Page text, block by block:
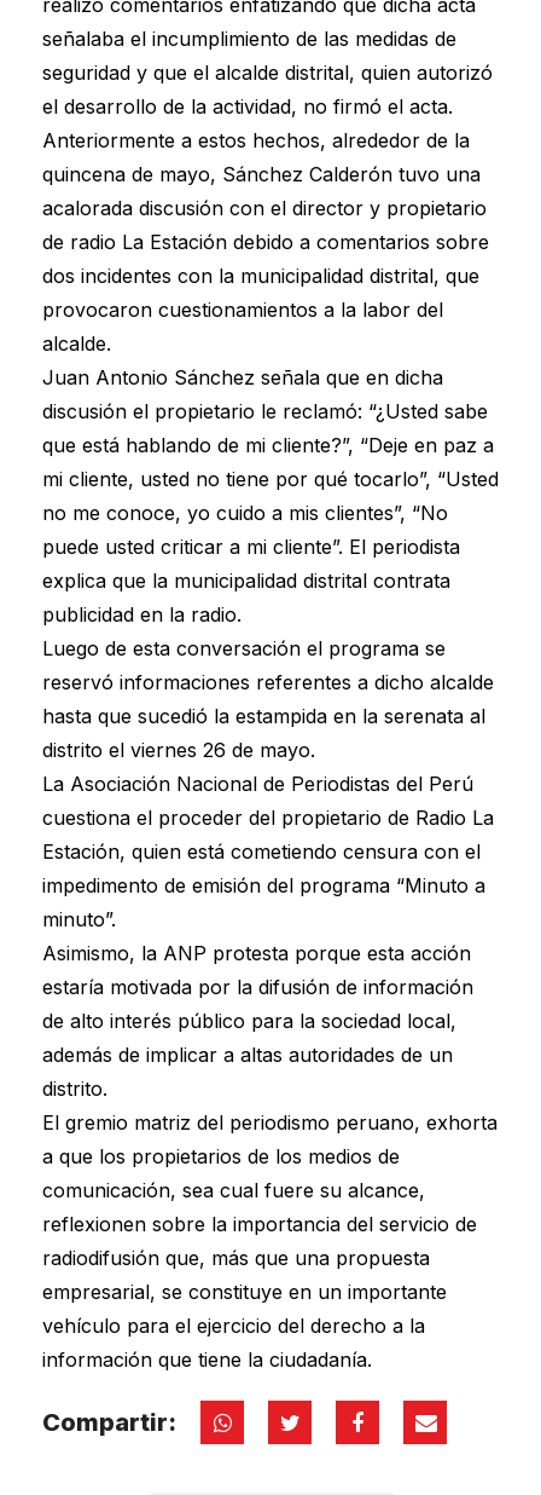
señalaba el incumplimiento de las medidas de
seguridad y que el alcalde distrital, quien autorizó
el desarrollo de la actividad, no firmó el acta.
Anteriormente a estos hechos, alrededor de la
quincena de mayo, Sánchez Calderón tuvo una
acalorada discusión con el director y propietario
de radio La Estación debido a comentarios sobre
dos incidentes con la municipalidad distrital, que
provocaron cuestionamientos a la labor del
alcalde.
Juan Antonio Sánchez señala que en dicha
discusión el propietario le reclamó: “¿Usted sabe
que está hablando de mi cliente?”, “Deje en paz a
mi cliente, usted no tiene por qué tocarlo”, “Usted
no me conoce, yo cuido a mis clientes”, “No
puede usted criticar a mi cliente”. El periodista
explica que la municipalidad distrital contrata
publicidad en la radio.
Luego de esta conversación el programa se
reservó informaciones referentes a dicho alcalde
hasta que sucedió la estampida en la serenata al
distrito el viernes 26 de mayo.
La Asociación Nacional de Periodistas del Perú
cuestiona el proceder del propietario de Radio La
Estación, quien está cometiendo censura con el
impedimento de emisión del programa “Minuto a
minuto”.
Asimismo, la ANP protesta porque esta acción
estaría motivada por la difusión de información
de alto interés público para la sociedad local,
además de implicar a altas autoridades de un
distrito.
El gremio matriz del periodismo peruano, exhorta
a que los propietarios de los medios de
comunicación, sea cual fuere su alcance,
reflexionen sobre la importancia del servicio de
radiodifusión que, más que una propuesta
empresarial, se constituye en un importante
vehículo para el ejercicio del derecho a la
información que tiene la ciudadanía.
Compartir: